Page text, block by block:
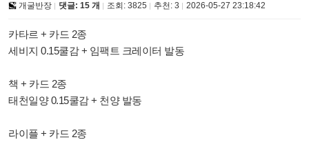
개굴반장 댓글: 15 개 조회: 3825 추천: 3 2026-05-27 23:18:42
카타르 + 카드 2종
세비지 0.15쿨감 + 임팩트 크레이터 발동
책 + 카드 2종
태천일양 0.15쿨감 + 천양 발동
라이플 + 카드 2종